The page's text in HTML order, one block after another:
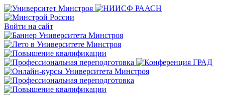
Войти на сайт